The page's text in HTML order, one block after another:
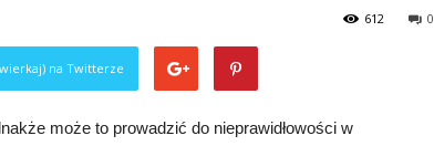
0
612
na Twitterze
może to prowadzić do nieprawidłowości w